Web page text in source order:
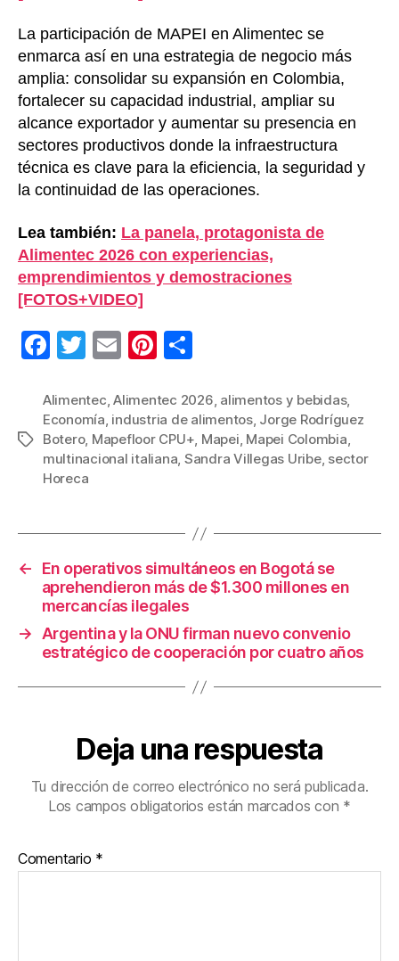
La participación de MAPEI en Alimentec se
enmarca así en una estrategia de negocio más
amplia: consolidar su expansión en Colombia,
fortalecer su capacidad industrial, ampliar su
alcance exportador y aumentar su presencia en
sectores productivos donde la infraestructura
técnica es clave para la eficiencia, la seguridad y
la continuidad de las operaciones.
Lea también: La panela, protagonista de
Alimentec 2026 con experiencias,
emprendimientos y demostraciones
[FOTOS+VIDEO]
F
c
e
b
o
k
T
tt
er
E
ail
Pi
er
e
st
m
p
ar
Etiquetas
Alimentec,Alimentec 2026, alimentos y bebidas,
Economía, industria de alimentos, Jorge Rodríguez
Botero, Mapefloor CPU+, Mapei, Mapei Colombia,
multinacional italiana, Sandra Villegas Uribe, sector
Horeca
←
En operativos simultáneos en Bogotá se
aprehendieron más de $1.300 millones en
mercancías ilegales
→
Argentina y la ONU firman nuevo convenio
estratégico de cooperación por cuatro años
Deja una respuesta
Tu dirección de correo electrónico no será publicada.
Los campos obligatorios están marcados con *
Comentario *